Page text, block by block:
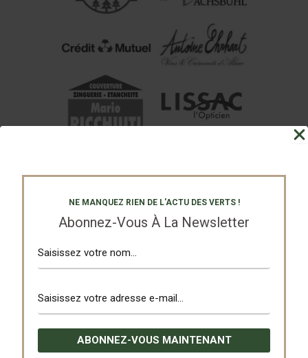
NE MANQUEZ RIEN DE L'ACTU DES VERTS !
Abonnez-Vous À La Newsletter